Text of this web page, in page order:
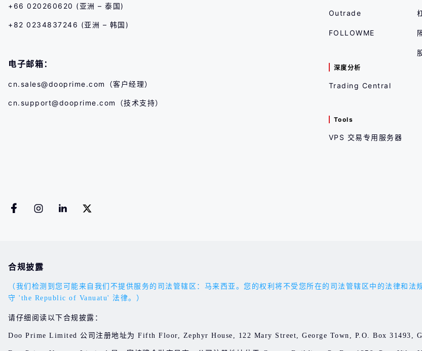
+66 020260620 (亚洲 – 泰国)
+82 0234837246 (亚洲 – 韩国)
电子邮箱：
cn.sales@dooprime.com （客户经理）
cn.support@dooprime.com （技术支持）
Outrade
FOLLOWME
深度分析
Trading Central
Tools
VPS 交易专用服务器
合规披露
（我们检测到您可能来自我们不提供服务的司法管辖区：马来西亚。您的权利将不受您所在的司法管辖区中的法律和
守 'the Republic of Vanuatu' 法律。）
请仔细阅读以下合规披露：
Doo Prime Limited 公司注册地址为 Fifth Floor, Zephyr House, 122 Mary Street, George Town, P.O. Box 31493,